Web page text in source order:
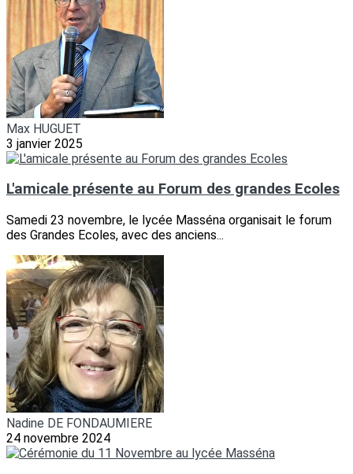
Max HUGUET
3 janvier 2025
L'amicale présente au Forum des grandes Ecoles
Samedi 23 novembre, le lycée Masséna organisait le forum
des Grandes Ecoles, avec des anciens...
Nadine DE FONDAUMIERE
24 novembre 2024